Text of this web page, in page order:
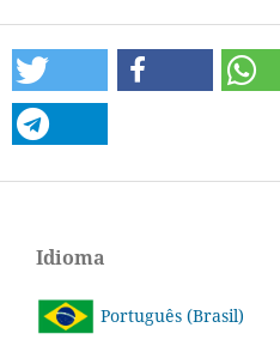
Idioma
Português (Brasil)